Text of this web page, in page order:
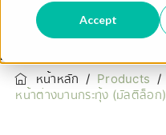
Accept
หน้าหลัก / Products /
หน้าต่างบานกระทุ้ง (มัลติล็อก)